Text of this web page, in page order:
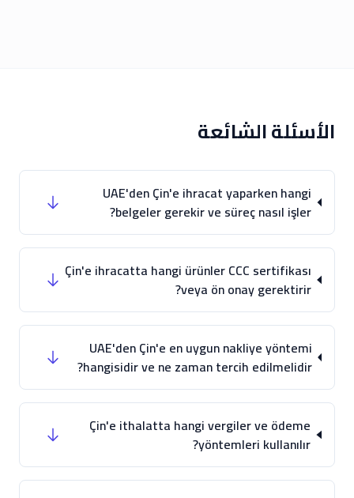
الأسئلة الشائعة
UAE'den Çin'e ihracat yaparken hangi
belgeler gerekir ve süreç nasıl işler?
Çin'e ihracatta hangi ürünler CCC sertifikası
veya ön onay gerektirir?
UAE'den Çin'e en uygun nakliye yöntemi
hangisidir ve ne zaman tercih edilmelidir?
Çin'e ithalatta hangi vergiler ve ödeme
yöntemleri kullanılır?